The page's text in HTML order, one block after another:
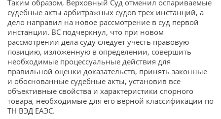
Таким образом, Верховный Суд отменил оспариваемые
судебные акты арбитражных судов трех инстанций, а
дело направил на новое рассмотрение в суд первой
инстанции. ВС подчеркнул, что при новом
рассмотрении дела суду следует учесть правовую
позицию, изложенную в определении, совершить
необходимые процессуальные действия для
правильной оценки доказательств, принять законные
и обоснованные судебные акты, установив все
объективные свойства и характеристики спорного
товара, необходимые для его верной классификации по
ТН ВЭД ЕАЭС.